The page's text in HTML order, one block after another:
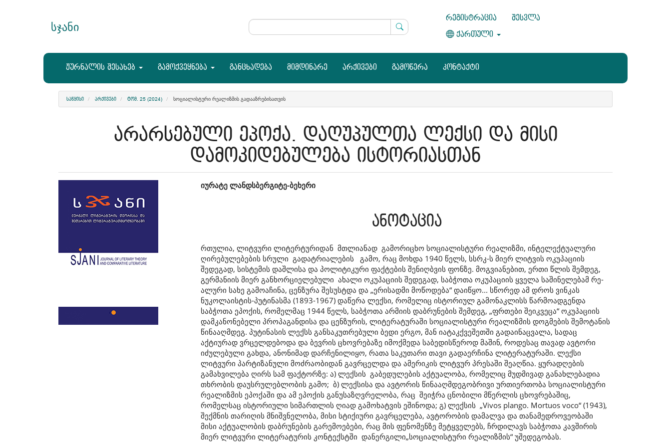
სჯანი
რეგისტრაცია
შესვლა
ქართული
ჟურნალის შესახებ გამოქვეყნება განცხადება მიმდინარე არქივები გამოწერა კონტაქტი
ᲡᲐᲬᲧᲘᲡᲘ ᲐᲠᲥᲘᲕᲔᲑᲘ ᲢᲝᲛ. 25 (2024) ᲡᲝᲪᲘᲐᲚᲘᲡᲢᲣᲠᲘ ᲠᲔᲐᲚᲘᲖᲛᲘᲡ ᲒᲐᲓᲐᲐᲖᲠᲔᲑᲘᲡᲐᲗᲕᲘᲡ
არარსებული ეპოქა. დაღუპულთა ლექსი და მისი
დამოკიდებულება ისტორიასთან
Sidebar
Main
იურატე ლანდსბერგიტე-ბეხერი
ანოტაცია
რთულია, ლიტვური ლიტერტურიდან მთლიანად გამორიცხო სოცია­ლისტური რეალიზმი, ინტელექტუალური
ღირებულებების სრული გადატ­რიალების გამო, რაც მოხდა 1940 წელს, სსრკ-ს მიერ ლიტვის ოკუპა­ცი­ის
შედეგად, სისტემის დაშლისა და პოლიტიკური ფაქტების შენიღბვის ფონზე. მოგვიანებით, ერთი წლის შემდეგ,
გერმანიის მიერ განხორ­ციელე­ბული ახალი ოკუპაციის შედეგად, საბჭოთა ოკუპაციის ყველა საშინელებამ რე­
ალური სახე გამოაჩინა, ცენზურა შესუსტდა და „ერისადმი მოწოდება“ დაიწყო... სწორედ ამ დროს ვინკას
ნუკოლაისტის-პუტინასმა (1893-1967) დაწერა ლექსი, რომელიც ისტორიულ გამონაკლისს წარმოადგენდა
საბჭოთა ეპოქის, რომელმაც 1944 წელს, საბჭოთა არმიის დაბრუნების შემდეგ, „ფრთები შეიკვეცა“ ოკუპაციის
დამკანონებელი პროპაგანდისა და ცენ­ზურის, ლიტე­რატურაში სოციალისტური რეალიზმის დოგმების შემოტანის
წინააღმდეგ. პუტინასის ლექსს განსაკუთრებული ბედი ერგო, მან იატაკ­ქვეშეთში გა­დაინაცვალა, სადაც
აქტიურად ვრცელდებოდა და ბევრის ცხოვ­რებაზე იმოქმედა საბედისწეროდ მაშინ, როდესაც თავად ავტორი
იძულე­ბული გახდა, ანონიმად დარჩენილიყო, რათა საკუთარი თავი გადაერჩინა ლიტე­რატურაში. ლექსი
ლიტვური პარტიზანული მოძრაობიდან გავრცელდა და ამერიკის ლიტვურ პრესაში შეაღწია. ყურადღების
გამახვილება ღირს სამ ფაქტორზე: ა) ლექსის გაბედულების აქტუალობა, რომელიც მუდმივად გა­ნახლებადია
თხრობის დაუსრულებლობის გამო; ბ) ლექსისა და ავტორის წი­ნა­აღმდეგობრივი ურთიერთობა სოციალისტური
რეალიზმის ეპოქაში და ამ ეპოქის განუსაზღვრელობა, რაც შეიჭრა ცნობილი მწერლის ცხოვრებაშიც,
რომელსაც ისტორიული სიმართლის ღიად გამოხატვის ეშინოდა; გ) ლექსის „Vivos plango. Mortuos voco“ (1943),
შექმნის თარიღის მნიშვნელობა, მისი სტიქიური გავრცელება, ავტორობის დამალვა და თანამედროვეობაში
მისი აქტუალობის დაბრუნების გარემოებები, რაც მის ფენომენზე მეტყველებს, ჩრდილავს საბჭოთა კავშირის
მიერ ლიტვური ლიტერატურის კონტექსტში დანერგილი„სოციალისტური რეალიზმის“ უშედეგობას.